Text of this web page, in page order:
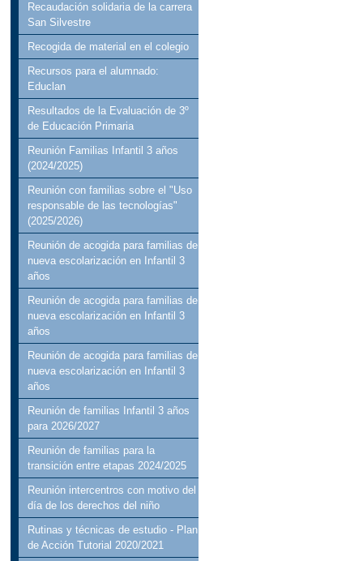
Recaudación solidaria de la carrera
San Silvestre
Recogida de material en el colegio
Recursos para el alumnado:
Educlan
Resultados de la Evaluación de 3º
de Educación Primaria
Reunión Familias Infantil 3 años
(2024/2025)
Reunión con familias sobre el "Uso
responsable de las tecnologías"
(2025/2026)
Reunión de acogida para familias de
nueva escolarización en Infantil 3
años
Reunión de acogida para familias de
nueva escolarización en Infantil 3
años
Reunión de acogida para familias de
nueva escolarización en Infantil 3
años
Reunión de familias Infantil 3 años
para 2026/2027
Reunión de familias para la
transición entre etapas 2024/2025
Reunión intercentros con motivo del
día de los derechos del niño
Rutinas y técnicas de estudio - Plan
de Acción Tutorial 2020/2021